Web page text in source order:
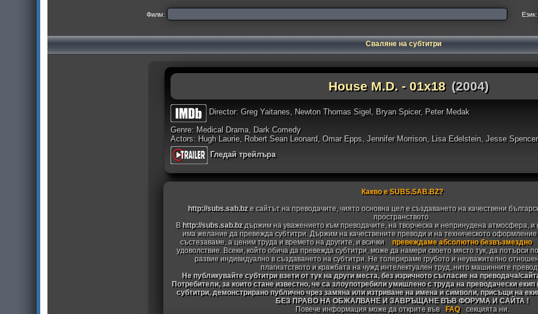
Филм: Език:
Сваляне на субтитри
House M.D. - 01x18 (2004)
Director: Greg Yaitanes, Newton Thomas Sigel, Bryan Spicer, Peter Medak
Genre: Medical Drama, Dark Comedy
Actors: Hugh Laurie, Robert Sean Leonard, Omar Epps, Jennifer Morrison, Lisa Edelstein, Jesse Spencer
Гледай трейлъра
Какво е SUBS.SAB.BZ?
http://subs.sab.bzе сайтът на преводачите, чиято основна цел е създаването на качествени
пространството.
В http://subs.sab.bzдържим на уважението към преводачите, на творческа и непринудена атмосфера, и
има желание да превежда субтитри. Държим на качествените преводи и на техническото оформление
състезаваме, а ценим труда и времето на другите, и всички
превеждаме абсолютно безвъзмездно
удоволствие. Всеки, който обича да превежда субтитри, може да намери своето място тук, да потърси
развие индивидуално в създаването на субтитри. Не толерираме грубото и неуважително
плагиатството и кражбата на чужд интелектуален труд, нито машинните
Не публикувайте субтитри взети от тук на други места, без изричното съгласие на преводача/
Потребители, за които стане известно, че са злоупотребили умишлено с труда на преводачески
субтитри, демонстрирано публично чрез замяна или изтриване на имена и символи, присъщи на
БЕЗ ПРАВО НА ОБЖАЛВАНЕ И ЗАВРЪЩАНЕ ВЪВ ФОРУМА И САЙТА !
Повече информация може да открите във
FAQ секцията ни.